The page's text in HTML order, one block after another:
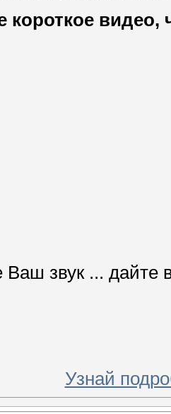
короткое видео,
звук ... дайте
Узнай